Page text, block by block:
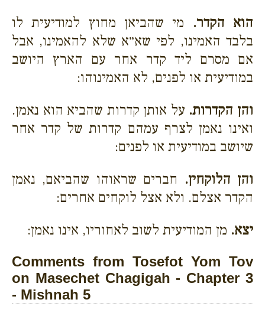
הוא הקדר. מי שהביאן מחוץ למודיעית לו
בלבד האמינו, לפי שא״א שלא להאמינו, אבל
אם מסרם ליד קדר אחר עם הארץ היושב
במודיעית או לפנים, לא האמינוהו:
והן הקדרות. על אותן קדרות שהביא הוא נאמן.
ואינו נאמן לצרף עמהם קדרות של קדר אחר
שיושב במודיעית או לפנים:
והן הלוקחין. חברים שראוהו שהביאם, נאמן
הקדר אצלם. ולא אצל לוקחים אחרים:
יצא. מן המודיעית לשוב לאחוריו, אינו נאמן:
Comments from Tosefot Yom Tov
on Masechet Chagigah - Chapter 3
- Mishnah 5